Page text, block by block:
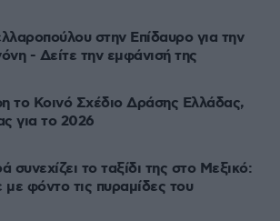
στην Επίδαυρο για την
- Δείτε την εμφάνισή της
το Κοινό Σχέδιο Δράσης Ελλάδας,
για το 2026
συνεχίζει το ταξίδι της στο Μεξικό:
φόντο τις πυραμίδες του